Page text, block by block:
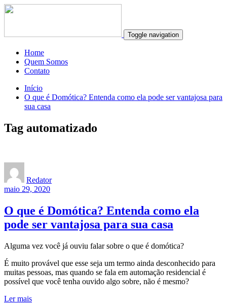
Toggle navigation
Home
Quem Somos
Contato
Início
O que é Domótica? Entenda como ela pode ser vantajosa para
sua casa
Tag automatizado
Redator
maio 29, 2020
O que é Domótica? Entenda como ela
pode ser vantajosa para sua casa
Alguma vez você já ouviu falar sobre o que é domótica?
É muito provável que esse seja um termo ainda desconhecido para
muitas pessoas, mas quando se fala em automação residencial é
possível que você tenha ouvido algo sobre, não é mesmo?
Ler mais